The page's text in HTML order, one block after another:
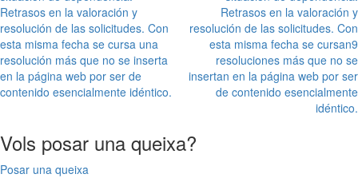
Retrasos en la valoración y
resolución de las solicitudes. Con
esta misma fecha se cursa una
resolución más que no se inserta
en la página web por ser de
contenido esencialmente idéntico.
Retrasos en la valoración y
resolución de las solicitudes. Con
esta misma fecha se cursan9
resoluciones más que no se
insertan en la página web por ser
de contenido esencialmente
idéntico.
Vols posar una queixa?
Posar una queixa